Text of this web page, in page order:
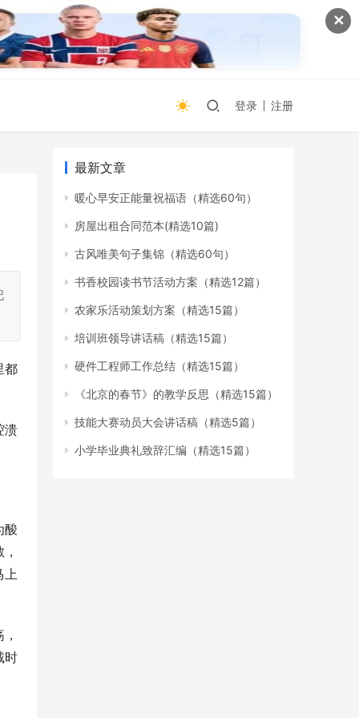
✕
登录 注册
都
溃
酸
上
时
最新文章
暖心早安正能量祝福语（精选60句）
房屋出租合同范本(精选10篇)
古风唯美句子集锦（精选60句）
书香校园读书节活动方案（精选12篇）
农家乐活动策划方案（精选15篇）
培训班领导讲话稿（精选15篇）
硬件工程师工作总结（精选15篇）
《北京的春节》的教学反思（精选15篇）
技能大赛动员大会讲话稿（精选5篇）
小学毕业典礼致辞汇编（精选15篇）